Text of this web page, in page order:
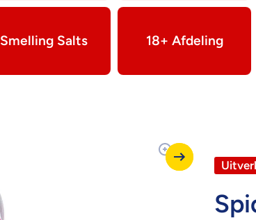
Smelling Salts 18+ Afdeling